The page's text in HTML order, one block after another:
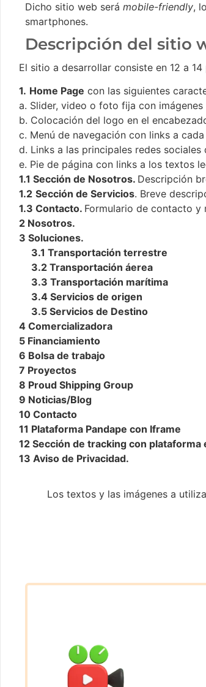
Dicho sitio web será mobile-friendly,
smartphones.
Descripción del sitio
El sitio a desarrollar consiste en 12 a
1. Home Page con las siguientes
a. Slider, video o foto fija con
b. Colocación del logo en el
c. Menú de navegación con links a
d. Links a las principales redes sociales
e. Pie de página con links a los textos
1.1 Sección de Nosotros. Descripción
1.2 Sección de Servicios. Breve
1.3 Contacto. Formulario de contacto y
2 Nosotros.
3 Soluciones.
3.1 Transportación terrestre
3.2 Transportación áerea
3.3 Transportación marítima
3.4 Servicios de origen
3.5 Servicios de Destino
4 Comercializadora
5 Financiamiento
6 Bolsa de trabajo
7 Proyectos
8 Proud Shipping Group
9 Noticias/Blog
10 Contacto
11 Plataforma Pandape con Iframe
12 Sección de tracking con plataforma
13 Aviso de Privacidad.
Los textos y las imágenes a